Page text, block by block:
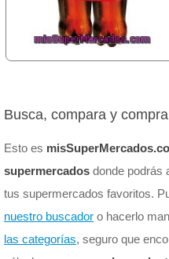
Busca, compara y
Esto es
supermercados donde podrás
tus supermercados favoritos.
nuestro buscador o hacerlo
las categorías, seguro que